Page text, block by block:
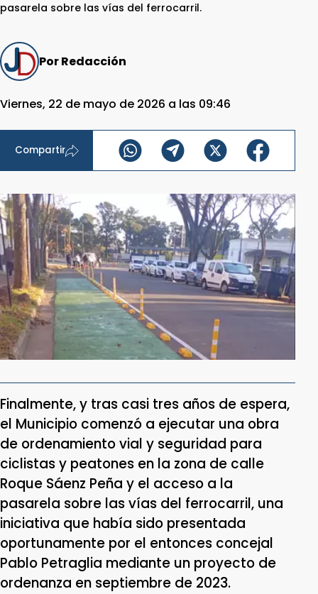
pasarela sobre las vías del ferrocarril.
Por Redacción
Viernes, 22 de mayo de 2026 a las 09:46
Compartir
Finalmente, y tras casi tres años de espera,
el Municipio comenzó a ejecutar una obra
de ordenamiento vial y seguridad para
ciclistas y peatones en la zona de calle
Roque Sáenz Peña y el acceso a la
pasarela sobre las vías del ferrocarril, una
iniciativa que había sido presentada
oportunamente por el entonces concejal
Pablo Petraglia mediante un proyecto de
ordenanza en septiembre de 2023.